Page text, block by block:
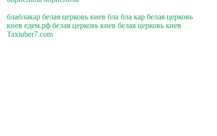
блаблакар белая церковь киев бла бла кар белая церковь
киев едем.рф белая церковь киев белая церковь киев
Taxiuber7.com